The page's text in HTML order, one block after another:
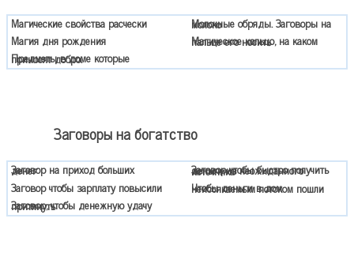
Магические свойства расчески
Молочные обряды. Заговоры на молоко
Магия дня рождения
Магическое кольцо, на каком пальце его носить
Предметы в доме которые приносят добро.
Заговоры на богатство
Заговор на приход больших денег
Заговор чтобы быстро получить деньги из неожиданного источника
Заговор чтобы зарплату повысили
Чтобы деньги в дом неиссякаемым потоком пошли
Заговор, чтобы денежную удачу притянуть